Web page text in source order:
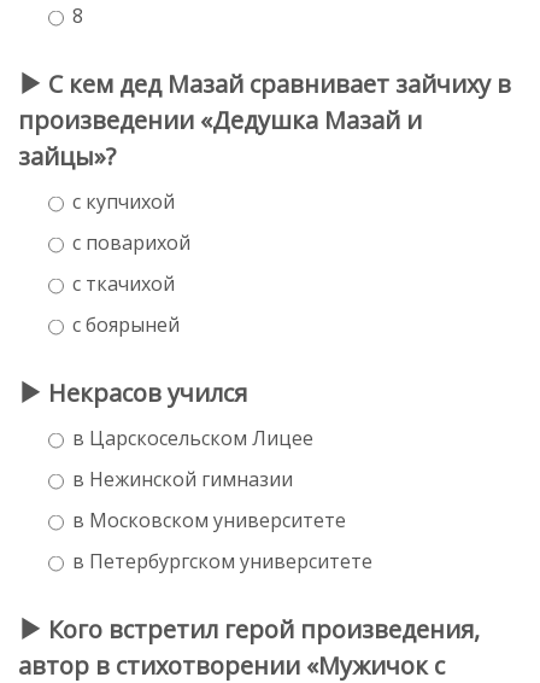
8
С кем дед Мазай сравнивает зайчиху в
произведении «Дедушка Мазай и
зайцы»?
с купчихой
с поварихой
с ткачихой
с боярыней
Некрасов учился
в Царскосельском Лицее
в Нежинской гимназии
в Московском университете
в Петербургском университете
Кого встретил герой произведения,
автор в стихотворении «Мужичок с